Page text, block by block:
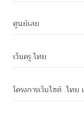
ศูนย์เลย
เว็บครู.ไทย
โครงการเว็บไซต์ .ไท